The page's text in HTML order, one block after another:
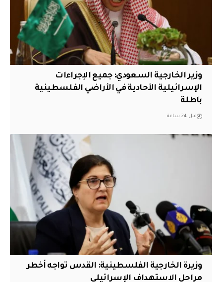
وزير الخارجية السعودي: جميع الإجراءات
الإسرائيلية الأحادية في الأراضي الفلسطينية
باطلة
قبل 24 ساعة
وزيرة الخارجية الفلسطينية: القدس تواجه أخطر
مراحل الاستهداف الإسرائيلي